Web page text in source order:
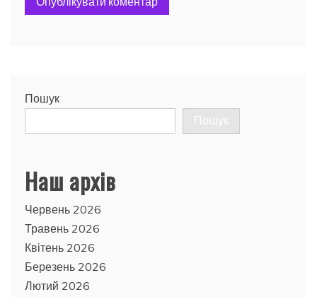
Пошук
Пошук
Наш архів
Червень 2026
Травень 2026
Квітень 2026
Березень 2026
Лютий 2026